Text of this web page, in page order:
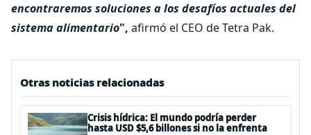
encontraremos soluciones a los desafíos actuales del
sistema alimentario", afirmó el CEO de Tetra Pak.
Otras noticias relacionadas
Crisis hídrica: El mundo podría perder
hasta USD $5,6 billones si no la enfrenta